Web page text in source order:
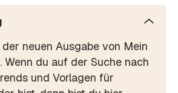
neuen Ausgabe von Mein
Wenn du auf der Suche nach
und Vorlagen für